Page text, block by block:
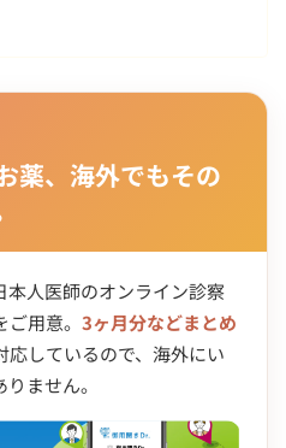
薬、海外でもその
人医師のオンライン診察
ご用意。 3ヶ月分などまとめ
応しているので、海外にい
ません。